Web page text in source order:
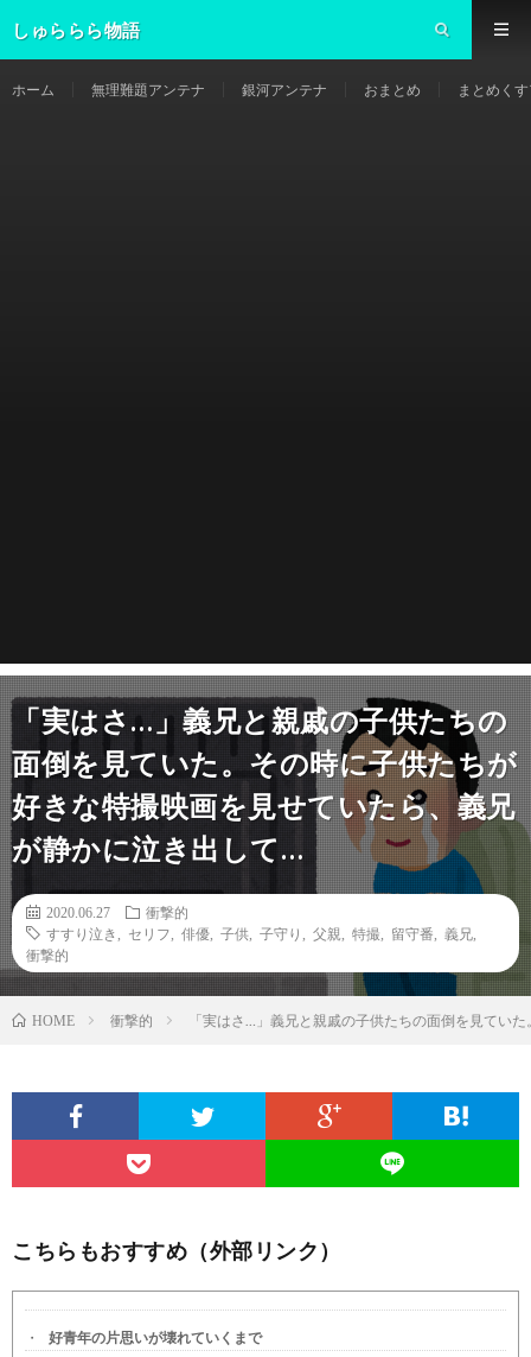
しゅららら物語
ホーム 無理難題アンテナ 銀河アンテナ おまとめ まとめく
「実はさ…」義兄と親戚の子供たちの
面倒を見ていた。その時に子供たちが
好きな特撮映画を見せていたら、義兄
が静かに泣き出して…
2020.06.27
衝撃的
すすり泣き
セリフ 俳優 子供 子守り 父親 特撮 留守番 義兄
衝撃的
HOME 衝撃的 「実はさ…」義兄と親戚の子供たちの面倒を見てい
こちらもおすすめ（外部リンク）
好青年の片思いが壊れていくまで